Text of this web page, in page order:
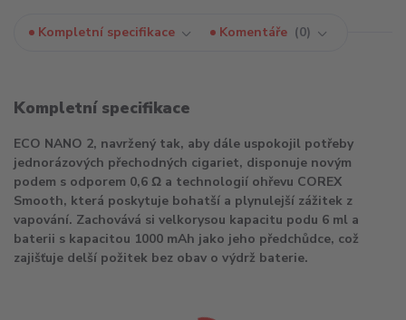
Kompletní specifikace Komentáře 0
Kompletní specifikace
ECO NANO 2, navržený tak, aby dále uspokojil potřeby
jednorázových přechodných cigariet, disponuje novým
podem s odporem 0,6 Ω a technologií ohřevu COREX
Smooth, která poskytuje bohatší a plynulejší zážitek z
vapování. Zachovává si velkorysou kapacitu podu 6 ml a
baterii s kapacitou 1000 mAh jako jeho předchůdce, což
zajišťuje delší požitek bez obav o výdrž baterie.